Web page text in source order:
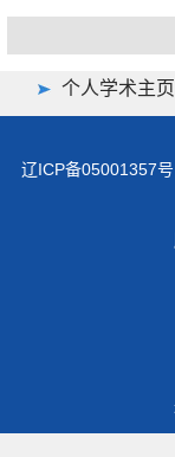
个人学术主页
辽ICP备05001357